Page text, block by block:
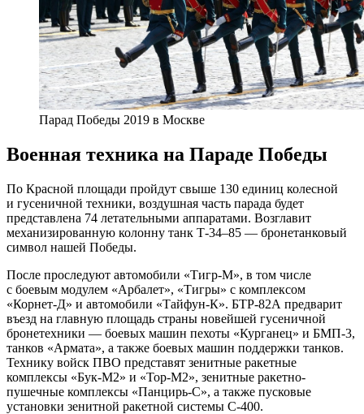
Парад Победы 2019 в Москве
Военная техника на Параде Победы
По Красной площади пройдут свыше 130 единиц колесной
и гусеничной техники, воздушная часть парада будет
представлена 74 летательными аппаратами. Возглавит
механизированную колонну танк Т-34–85 — бронетанковый
символ нашей Победы.
После проследуют автомобили «Тигр-М», в том числе
с боевым модулем «Арбалет», «Тигры» с комплексом
«Корнет-Д» и автомобили «Тайфун-К». БТР-82А предварит
въезд на главную площадь страны новейшей гусеничной
бронетехники — боевых машин пехоты «Курганец» и БМП-3,
танков «Армата», а также боевых машин поддержки танков.
Технику войск ПВО представят зенитные ракетные
комплексы «Бук-М2» и «Тор-М2», зенитные ракетно-
пушечные комплексы «Панцирь-С», а также пусковые
установки зенитной ракетной системы С-400.